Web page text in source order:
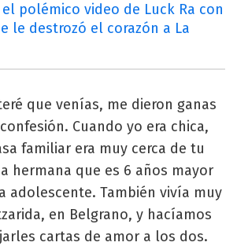
polémico video de Luck Ra con
le destrozó el corazón a La
que venías, me dieron ganas
Cuando yo era chica,
familiar era muy cerca de tu
hermana que es 6 años mayor
adolescente. También vivía muy
en Belgrano, y hacíamos
cartas de amor a los dos.